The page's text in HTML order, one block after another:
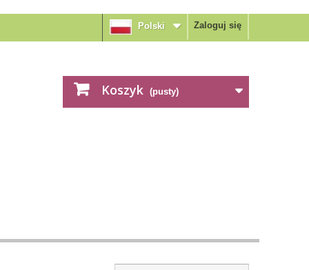
Zaloguj się
Polski
Koszyk (pusty)